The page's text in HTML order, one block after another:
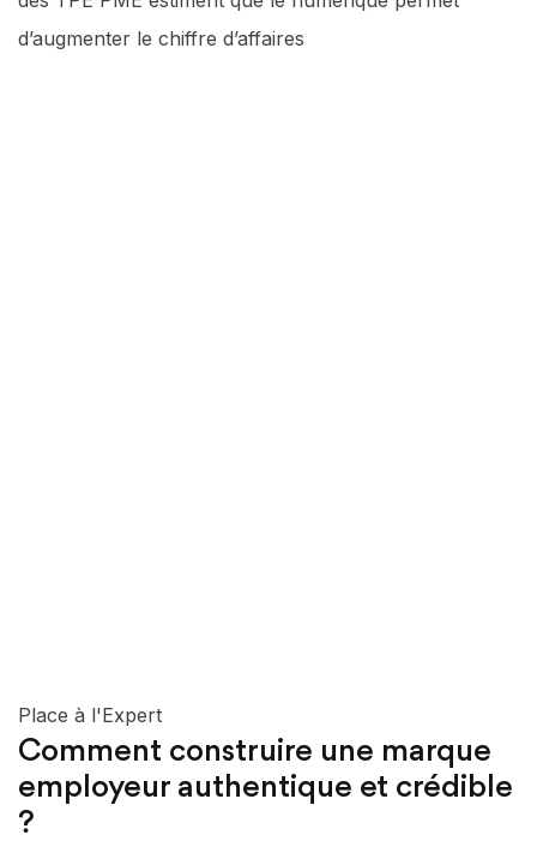
d’augmenter le chiffre d’affaires
Place à l'Expert
Comment construire une marque
employeur authentique et crédible
?